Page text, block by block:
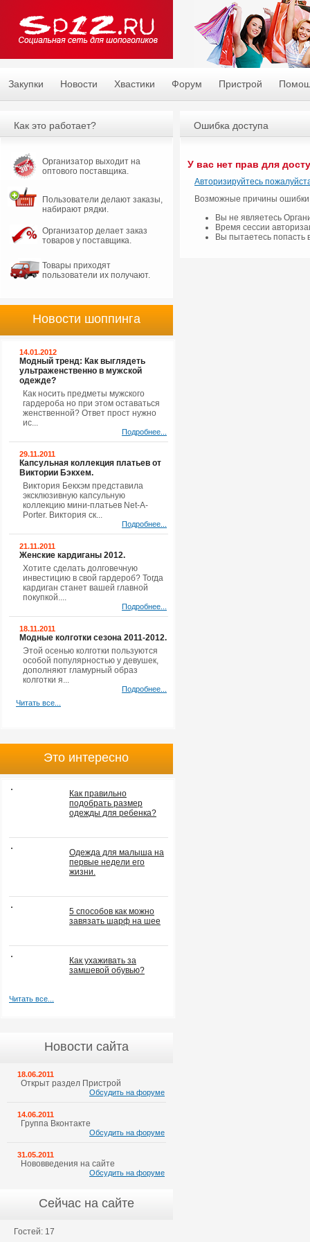
Закупки Новости Хвастики Форум Пристрой
Ошибка доступа
У вас нет прав для
Авторизируйтесь
Возможные причины
Вы не являетесь
Время сессии
Вы пытаетесь попасть
Как это работает?
Организатор выходит на
оптового поставщика.
Пользователи делают заказы,
набирают рядки.
Организатор делает заказ
товаров у поставщика.
Товары приходят
пользователи их получают.
Новости шоппинга
14.01.2012
Модный тренд: Как выглядеть
ультраженственно в мужской
одежде?
Как носить предметы мужского
гардероба но при этом оставаться
женственной? Ответ прост нужно
ис...
Подробнее...
29.11.2011
Капсульная коллекция платьев от
Виктории Бэкхем.
Виктория Бекхэм представила
эксклюзивную капсульную
коллекцию мини-платьев Net-A-
Porter. Виктория ск...
Подробнее...
21.11.2011
Женские кардиганы 2012.
Хотите сделать долговечную
инвестицию в свой гардероб? Тогда
кардиган станет вашей главной
покупкой....
Подробнее...
18.11.2011
Модные колготки сезона 2011-2012.
Этой осенью колготки пользуются
особой популярностью у девушек,
дополняют гламурный образ
колготки я...
Подробнее...
Читать все...
Это интересно
Как правильно
подобрать размер
одежды для ребенка?
Одежда для малыша на
первые недели его
жизни.
5 способов как можно
завязать шарф на шее
Как ухаживать за
замшевой обувью?
Читать все...
Новости сайта
18.06.2011
Открыт раздел Пристрой
Обсудить на форуме
14.06.2011
Группа Вконтакте
Обсудить на форуме
31.05.2011
Нововведения на сайте
Обсудить на форуме
Сейчас на сайте
Гостей: 17